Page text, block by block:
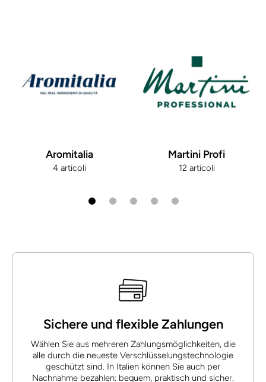
Aromitalia
4 articoli
Martini Profi
12 articoli
Sichere und flexible Zahlungen
Wählen Sie aus mehreren Zahlungsmöglichkeiten, die
alle durch die neueste Verschlüsselungstechnologie
geschützt sind. In Italien können Sie auch per
Nachnahme bezahlen: bequem, praktisch und sicher.